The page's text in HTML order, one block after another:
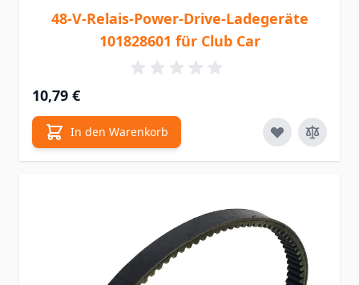
48-V-Relais-Power-Drive-Ladegeräte
101828601 für Club Car
10,79 €
In den Warenkorb